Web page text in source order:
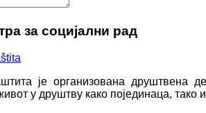
за социјални рад
је организована друштвена
у друштву како појединаца,